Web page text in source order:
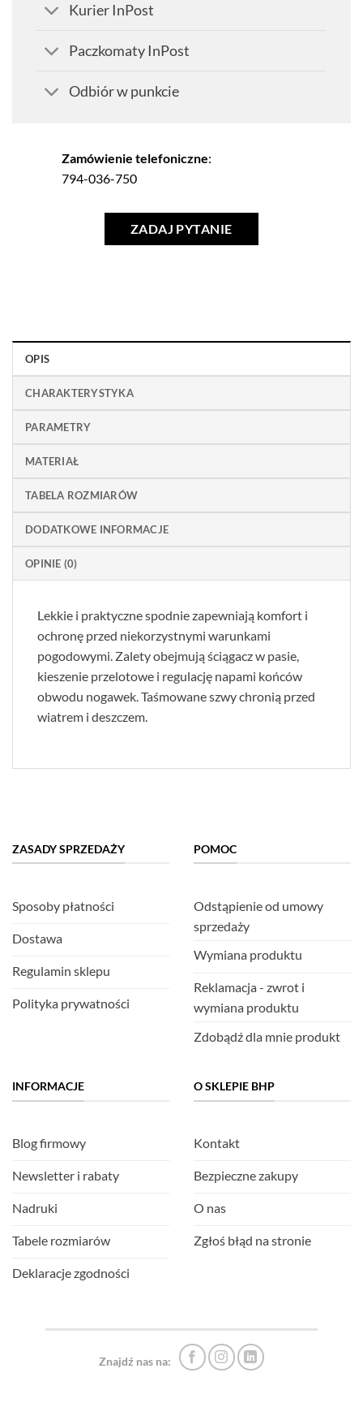
Kurier InPost
Paczkomaty InPost
Odbiór w punkcie
Zamówienie telefoniczne:
794-036-750
ZADAJ PYTANIE
OPIS
CHARAKTERYSTYKA
PARAMETRY
MATERIAŁ
TABELA ROZMIARÓW
DODATKOWE INFORMACJE
OPINIE (0)
Lekkie i praktyczne spodnie zapewniają komfort i
ochronę przed niekorzystnymi warunkami
pogodowymi. Zalety obejmują ściągacz w pasie,
kieszenie przelotowe i regulację napami końców
obwodu nogawek. Taśmowane szwy chronią przed
wiatrem i deszczem.
ZASADY SPRZEDAŻY
Sposoby płatności
Dostawa
Regulamin sklepu
Polityka prywatności
POMOC
Odstąpienie od umowy
sprzedaży
Wymiana produktu
Reklamacja - zwrot i
wymiana produktu
Zdobądź dla mnie produkt
INFORMACJE
Blog firmowy
Newsletter i rabaty
Nadruki
Tabele rozmiarów
Deklaracje zgodności
O SKLEPIE BHP
Kontakt
Bezpieczne zakupy
O nas
Zgłoś błąd na stronie
Znajdź nas na: